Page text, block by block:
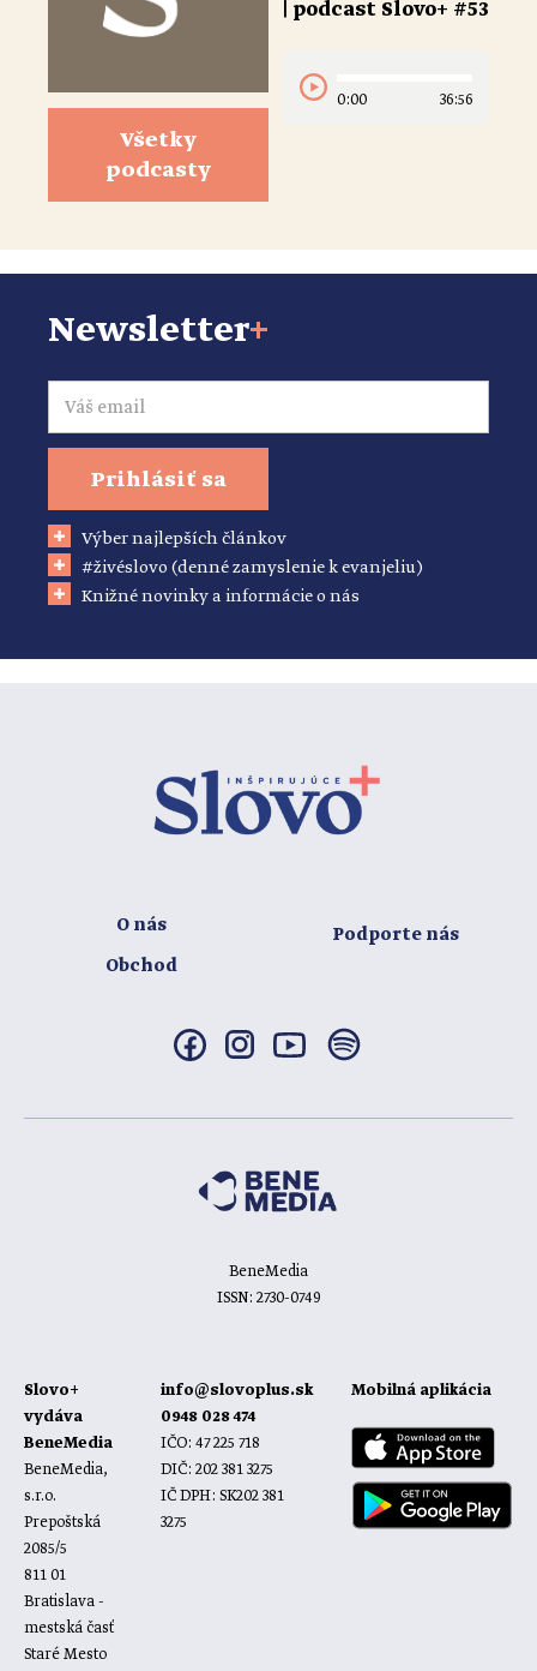
Všetky
podcasty
| podcast Slovo+ #53
0:00 36:56
Newsletter+
Email
Prihlásiť sa
Výber najlepších článkov
#živéslovo (denné zamyslenie k evanjeliu)
Knižné novinky a informácie o nás
O nás
Obchod
Podporte nás
BeneMedia
ISSN: 2730-0749
Slovo+
vydáva
BeneMedia
BeneMedia,
s.r.o.
Prepoštská
2085/5
811 01
Bratislava -
mestská časť
Staré Mesto
info@slovoplus.sk
0948 028 474
IČO: 47 225 718
DIČ: 202 381 3275
IČ DPH: SK202 381
3275
Mobilná aplikácia